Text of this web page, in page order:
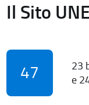
Il Sito
47
23
e